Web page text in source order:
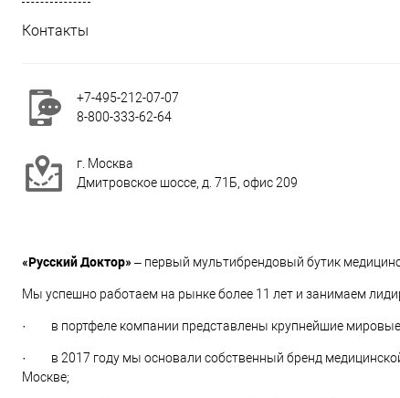
Контакты
+7-495-212-07-07
8-800-333-62-64
г. Москва
Дмитровское шоссе, д. 71Б, офис 209
«Русский Доктор»– первый мультибрендовый бутик
Мы успешно работаем на рынке более 11 лет и занимаем
· в портфеле компании представлены крупнейшие
· в 2017 году мы основали собственный бренд
Москве;